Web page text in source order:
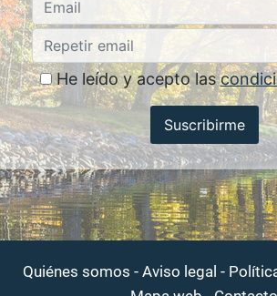
He leído y acepto las
Suscribirme
Quiénes somos - Aviso legal -